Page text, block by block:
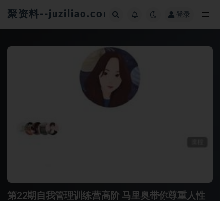
聚资料--juziliao.com--全网资料整合平台
登录
第22期自我管理训练营高阶 马里奥带你尊重人性